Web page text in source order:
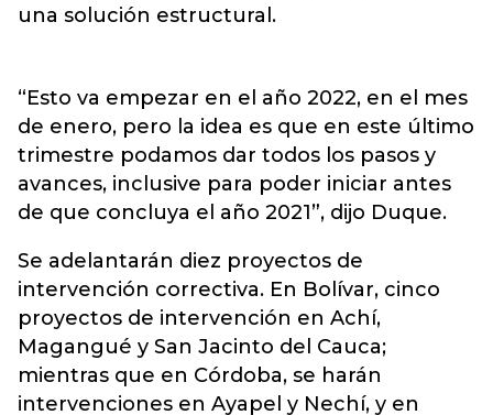
una solución estructural.
“Esto va empezar en el año 2022, en el mes
de enero, pero la idea es que en este último
trimestre podamos dar todos los pasos y
avances, inclusive para poder iniciar antes
de que concluya el año 2021”, dijo Duque.
Se adelantarán diez proyectos de
intervención correctiva. En Bolívar, cinco
proyectos de intervención en Achí,
Magangué y San Jacinto del Cauca;
mientras que en Córdoba, se harán
intervenciones en Ayapel y Nechí, y en